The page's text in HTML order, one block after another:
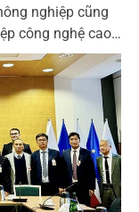
nghiệp cũng
công nghệ cao…